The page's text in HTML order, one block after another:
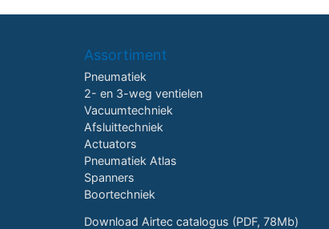
Assortiment
Pneumatiek
2- en 3-weg ventielen
Vacuumtechniek
Afsluittechniek
Actuators
Pneumatiek Atlas
Spanners
Boortechniek
Download Airtec catalogus (PDF, 78Mb)